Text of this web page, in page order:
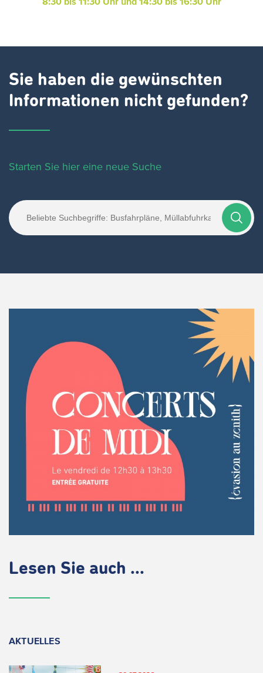
Sie haben die gewünschten
Informationen nicht gefunden?
Starten Sie hier eine neue Suche
Lesen Sie auch ...
AKTUELLES